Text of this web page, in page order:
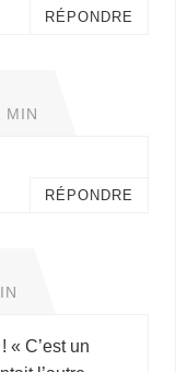
RÉPONDRE
MIN
RÉPONDRE
« C’est un